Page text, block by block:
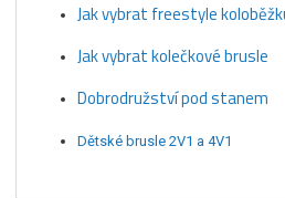
Jak vybrat freestyle
Jak vybrat kolečkové brusle
Dobrodružství pod stanem
Dětské brusle 2V1 a 4V1